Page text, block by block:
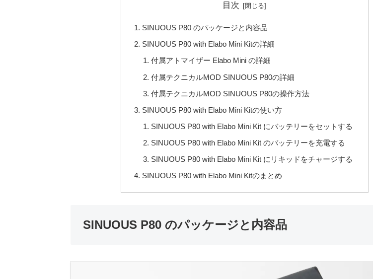
目次
SINUOUS P80 のパッケージと内容品
SINUOUS P80 with Elabo Mini Kitの詳細
付属アトマイザー Elabo Mini の詳細
付属テクニカルMOD SINUOUS P80の詳細
付属テクニカルMOD SINUOUS P80の操作方法
SINUOUS P80 with Elabo Mini Kitの使い方
SINUOUS P80 with Elabo Mini Kit にバッテリーをセットする
SINUOUS P80 with Elabo Mini Kit のバッテリーを充電する
SINUOUS P80 with Elabo Mini Kit にリキッドをチャージする
SINUOUS P80 with Elabo Mini Kitのまとめ
SINUOUS P80 のパッケージと内容品